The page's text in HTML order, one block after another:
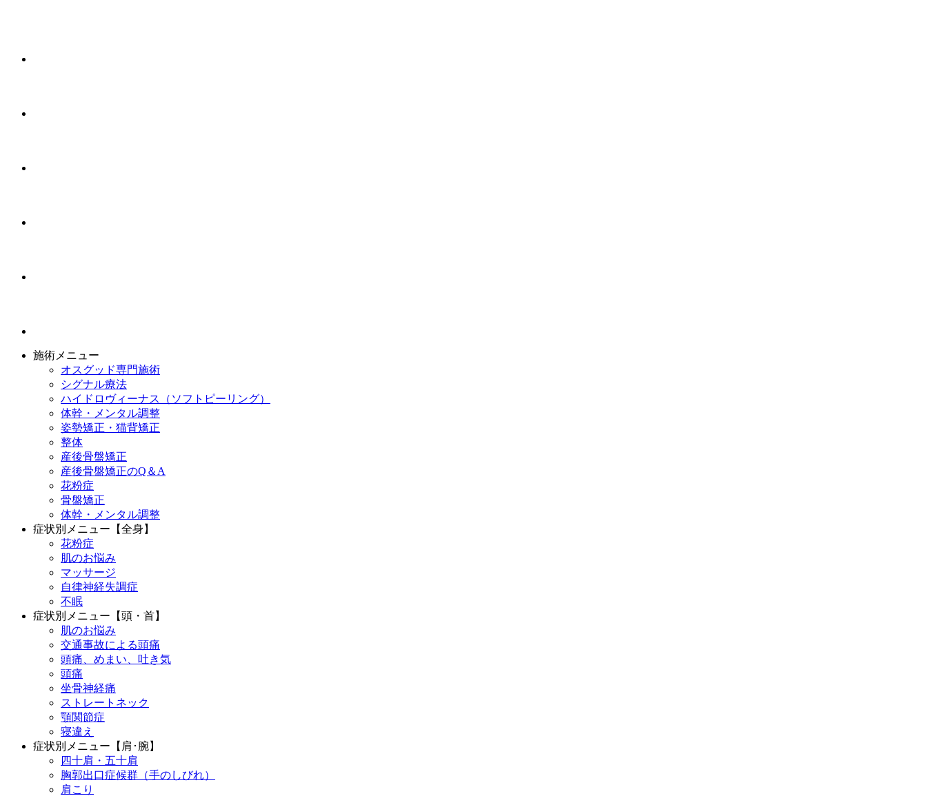
施術メニュー
オスグッド専門施術
シグナル療法
ハイドロヴィーナス（ソフトピーリング）
体幹・メンタル調整
姿勢矯正・猫背矯正
整体
産後骨盤矯正
産後骨盤矯正のQ＆A
花粉症
骨盤矯正
体幹・メンタル調整
症状別メニュー【全身】
花粉症
肌のお悩み
マッサージ
自律神経失調症
不眠
症状別メニュー【頭・首】
肌のお悩み
交通事故による頭痛
頭痛、めまい、吐き気
頭痛
坐骨神経痛
ストレートネック
顎関節症
寝違え
症状別メニュー【肩･腕】
四十肩・五十肩
胸郭出口症候群（手のしびれ）
肩こり